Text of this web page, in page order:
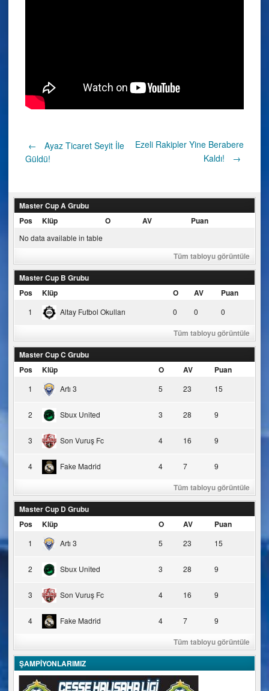
Post
←
Ayaz Ticaret Seyit İle
Güldü!
Ezeli Rakipler Yine Berabere
Kaldı!
→
Master Cup A Grubu
Pos
Klüp O AV Puan
No data available in table
Tüm tabloyu görüntüle
Master Cup B Grubu
Pos
Klüp O AV Puan
1 Altay Futbol Okulları 0 0 0
Tüm tabloyu görüntüle
Master Cup C Grubu
Pos
Klüp O AV Puan
1 Artı 3 5 23 15
2 Sbux United 3 28 9
3 Son Vuruş Fc 4 16 9
4 Fake Madrid 4 7 9
Tüm tabloyu görüntüle
Master Cup D Grubu
Pos
Klüp O AV Puan
1 Artı 3 5 23 15
2 Sbux United 3 28 9
3 Son Vuruş Fc 4 16 9
4 Fake Madrid 4 7 9
Tüm tabloyu görüntüle
ŞAMPİYONLARIMIZ